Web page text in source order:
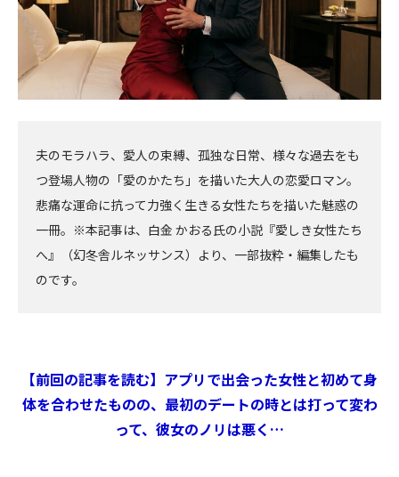
夫のモラハラ、愛人の束縛、孤独な日常、様々な過去をも
つ登場人物の「愛のかたち」を描いた大人の恋愛ロマン。
悲痛な運命に抗って力強く生きる女性たちを描いた魅惑の
一冊。※本記事は、白金 かおる氏の小説『愛しき女性たち
へ』（幻冬舎ルネッサンス）より、一部抜粋・編集したも
のです。
【前回の記事を読む】アプリで出会った女性と初めて身
体を合わせたものの、最初のデートの時とは打って変わ
って、彼女のノリは悪く…